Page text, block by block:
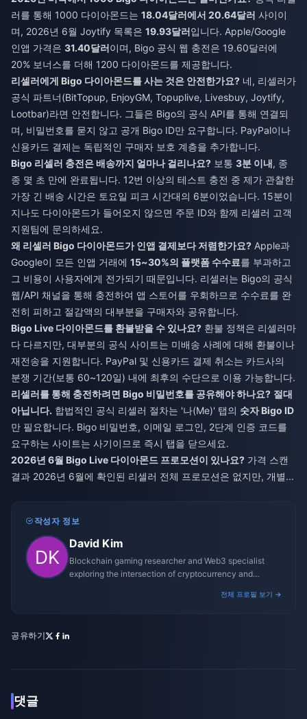
러를 통해 1000 다이아몬드는 18.04달러에서 20.64달러 사이이
며, 2026년 6월 Joytify 목록은 19.93달러입니다. Apple/Google
인앱 가격은 31.40달러이며, Bigo 공식 웹 충전은 19.60달러에
20% 보너스를 더해 1200 다이아몬드를 제공합니다.
리셀러에게 Bigo 다이아몬드를 사는 것은 안전한가요? 네, 리셀러가
공식 파트너(BitTopup, EnjoyGM, Topuplive, Livesbuy, Joytify,
Lootbar)라면 안전합니다. 그들은 Bigo의 공식 API를 통해 연결되
며, 비밀번호를 묻지 않고 공개 Bigo ID만 요구합니다. PayPal이나
신용카드 결제는 독립적인 구매자 보호 계층을 추가합니다.
Bigo 리셀러 충전은 배송까지 얼마나 걸리나요? 보통 3분 이내, 종
종 몇 초 만에 완료됩니다. 12번 이상의 테스트 충전 중 제가 관찰한
가장 긴 배송 시간은 토요일 피크 시간대의 6분이었습니다. 15분이
지나도 다이아몬드가 들어오지 않으면 주문 ID와 함께 리셀러 고객
지원팀에 문의하세요.
왜 리셀러 Bigo 다이아몬드가 인앱 결제보다 저렴한가요? Apple과
Google이 모든 인앱 거래에 15~30%의 플랫폼 수수료를 부과하고
그 비용이 사용자에게 전가되기 때문입니다. 리셀러는 Bigo의 공식
웹/API 채널을 통해 충전하여 앱 스토어를 우회하므로 수수료를 완
전히 피하고 절감액의 대부분을 구매자와 공유합니다.
Bigo Live 다이아몬드를 환불받을 수 있나요? 환불 정책은 리셀러마
다 다르지만, 대부분의 공식 사이트는 미배송 사례에 대해 환불이나
재전송을 지원합니다. PayPal 및 신용카드 결제 취소는 카드사의
분쟁 기간(보통 60~120일) 내에 최후의 수단으로 이용 가능합니다.
리셀러를 통해 충전하려면 Bigo 비밀번호를 공유해야 하나요? 절대
아닙니다. 합법적인 공식 리셀러 절차는 '나(Me)' 탭의 숫자 Bigo ID
만 필요합니다. Bigo 비밀번호, 이메일 로그인, 2단계 인증 코드를
요구하는 사이트는 사기이므로 즉시 탭을 닫으세요.
2026년 6월 Bigo Live 다이아몬드 프로모션이 있나요? 가격 스캔
결과 2026년 6월에 확인된 리셀러 전체 프로모션은 없지만, 개별...
작성자 정보
David Kim
Blockchain gaming researcher and Web3 specialist
exploring the intersection of cryptocurrency and
전체 프로필 보기 →
공유하기
댓글